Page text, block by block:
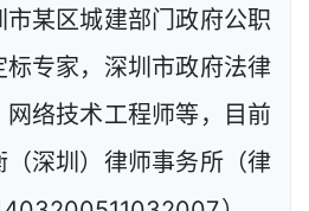
某区城建部门政府公职
专家，深圳市政府法律
络技术工程师等，目前
深圳）律师事务所（律